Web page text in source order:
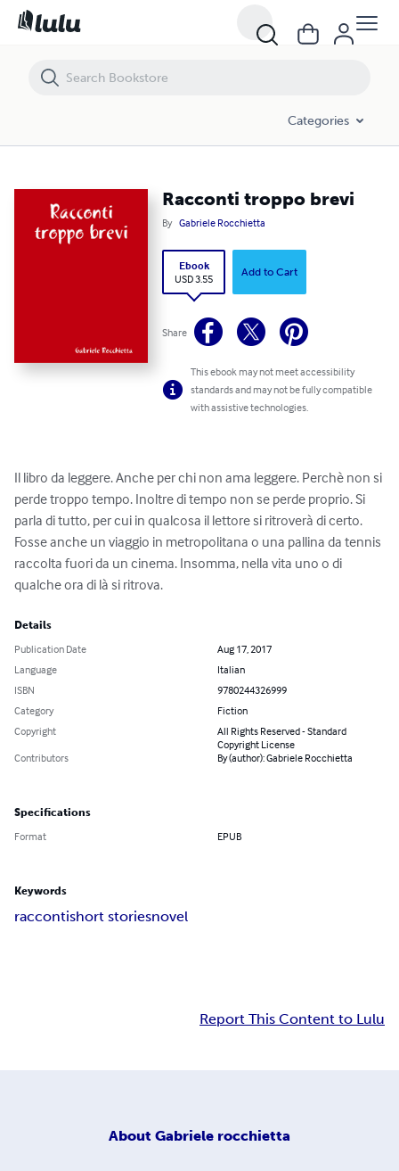
Categories
Racconti troppo brevi
By Gabriele Rocchietta
Ebook
USD 3.55
Add to Cart
Share
This ebook may not meet accessibility
standards and may not be fully compatible
with assistive technologies.
Il libro da leggere. Anche per chi non ama leggere. Perchè non si
perde troppo tempo. Inoltre di tempo non se perde proprio. Si
parla di tutto, per cui in qualcosa il lettore si ritroverà di certo.
Fosse anche un viaggio in metropolitana o una pallina da tennis
raccolta fuori da un cinema. Insomma, nella vita uno o di
qualche ora di là si ritrova.
Details
Publication Date
Aug 17, 2017
Language
Italian
ISBN
9780244326999
Category
Fiction
Copyright
All Rights Reserved - Standard
Copyright License
Contributors
By (author): Gabriele Rocchietta
Specifications
Format EPUB
Keywords
raccontishort storiesnovel
Report This Content to Lulu
About Gabriele rocchietta
Racconti troppo brevi